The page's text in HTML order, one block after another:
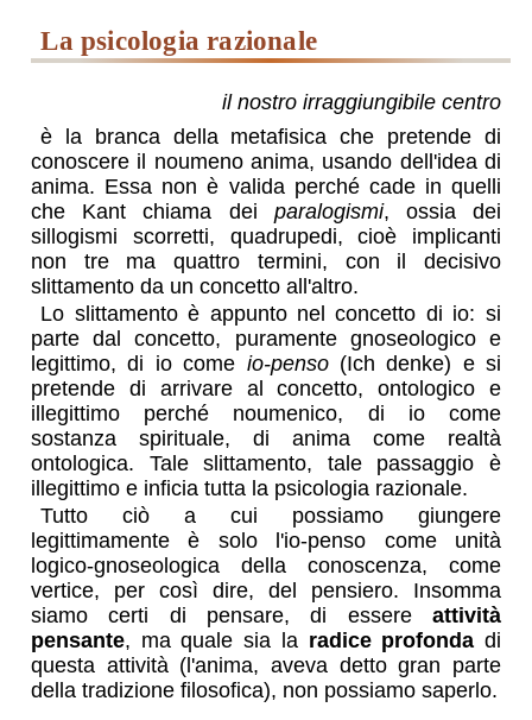
la psicologia razionale
il nostro irraggiungibile centro
è la branca della metafisica che pretende di
conoscere il noumeno anima, usando dell'idea di
anima. Essa non è valida perché cade in quelli
che Kant chiama dei paralogismi, ossia dei
sillogismi scorretti, quadrupedi, cioè implicanti
non tre ma quattro termini, con il decisivo
slittamento da un concetto all'altro.
Lo slittamento è appunto nel concetto di io: si
parte dal concetto, puramente gnoseologico e
legittimo, di io come io-penso(Ich denke) e si
pretende di arrivare al concetto, ontologico e
illegittimo perché noumenico, di io come
sostanza spirituale, di anima come realtà
ontologica. Tale slittamento, tale passaggio è
illegittimo e inficia tutta la psicologia razionale.
Tutto ciò a cui possiamo giungere
legittimamente è solo l'io-penso come unità
logico-gnoseologica della conoscenza, come
vertice, per così dire, del pensiero. Insomma
siamo certi di pensare, di essere attività
pensante, ma quale sia la radice profonda di
questa attività (l'anima, aveva detto gran parte
della tradizione filosofica), non possiamo saperlo.